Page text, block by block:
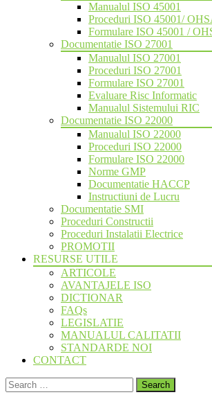
Manualul ISO 45001
Proceduri ISO 45001/
Formulare ISO 45001 /
Documentatie ISO 27001
Manualul ISO 27001
Proceduri ISO 27001
Formulare ISO 27001
Evaluare Risc Informatic
Manualul Sistemului RIC
Documentatie ISO 22000
Manualul ISO 22000
Proceduri ISO 22000
Formulare ISO 22000
Norme GMP
Documentatie HACCP
Instructiuni de Lucru
Documentatie SMI
Proceduri Constructii
Proceduri Instalatii Electrice
PROMOTII
RESURSE UTILE
ARTICOLE
AVANTAJELE ISO
DICTIONAR
FAQs
LEGISLATIE
MANUALUL CALITATII
STANDARDE NOI
CONTACT
Search
for: